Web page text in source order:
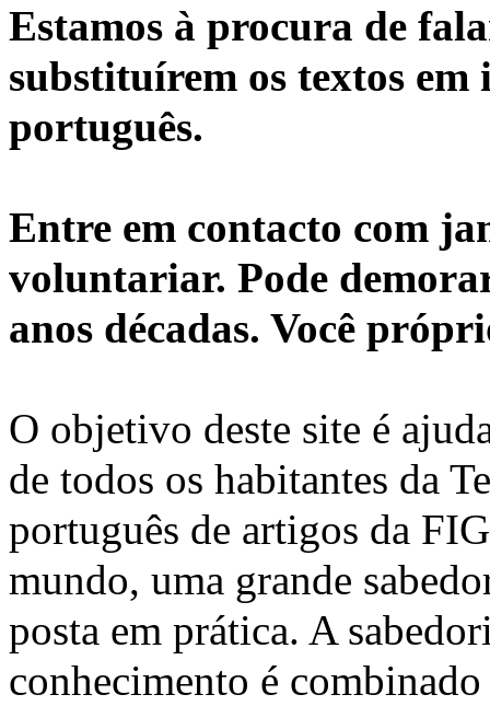
Estamos à procura de
substituírem os textos em
português.
Entre em contacto com
voluntariar. Pode
anos décadas. Você
O objetivo deste site é
de todos os habitantes da
português de artigos da
mundo, uma grande
posta em prática. A
conhecimento é